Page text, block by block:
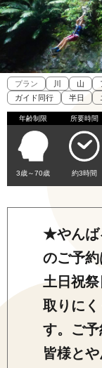
プラン 川 山
ガイド同行
半日
年齢制限
3歳～70歳
所要時間
約3時間
★やんば
のご予
土日祝
取りに
す。ご予
皆様と